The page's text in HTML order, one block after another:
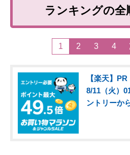
ランキングの全
1 2 3 4
【楽天】
8/11（火）
ントリーか